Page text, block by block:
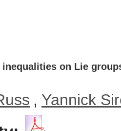
inequalities on Lie
, Yannick